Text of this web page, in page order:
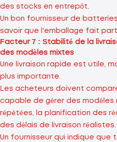
des stocks en entrepôt.
Un bon fournisseur de
savoir que l'emballage fait
Facteur 7 : Stabilité de la
des modèles mixtes
Une livraison rapide est utile,
plus importante.
Les acheteurs doivent
capable de gérer des modèles
répétées, la planification des
des délais de livraison réalistes.
Un fournisseur qui indique